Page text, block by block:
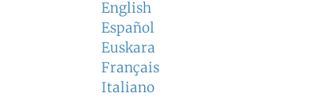
English
Español
Euskara
Français
Italiano